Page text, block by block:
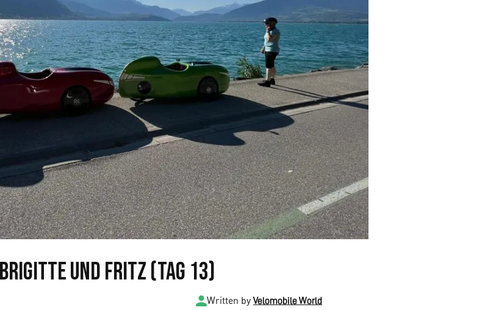
und Fritz (Tag 13)
Written byVelomobile World